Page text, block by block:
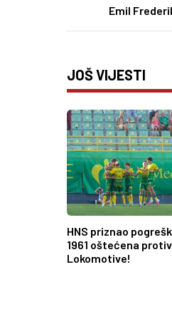
Emil
JOŠ VIJESTI
HNS priznao
1961 oštećena protiv
Lokomotive!